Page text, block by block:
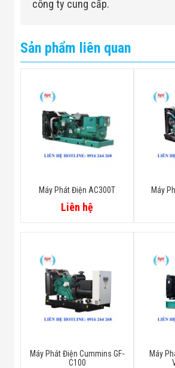
công ty cung cấp.
Sản phẩm liên quan
Máy Phát Điện AC300T
Liên hệ
Máy
Máy Phát Điện Cummins GF-
C100
Máy